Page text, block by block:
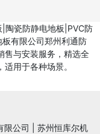
陶瓷防静电地板|PVC防
有限公司郑州利通防
售与安装服务，精选全
用于各种场景。
限公司
苏州恒库尔机